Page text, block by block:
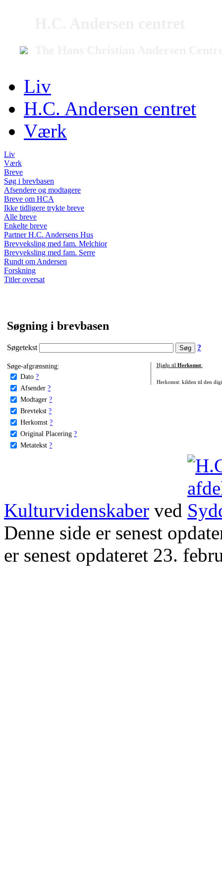
Liv
H.C. Andersen centret
Værk
Liv
Værk
Breve
Søg i brevbasen
Afsendere og modtagere
Breve om HCA
Ikke tidligere trykte breve
Alle breve
Enkelte breve
Partner H.C. Andersens Hus
Brevveksling med fam. Melchior
Brevveksling med fam. Serre
Rundt om Andersen
Forskning
Titler oversat
Søgning i brevbasen
Søgetekst ?
Søge-afgrænsning:
Dato ?
Afsender ?
Modtager ?
Brevtekst ?
Herkomst ?
Original Placering ?
Metatekst ?
Hjælp til Herkomst:
Herkomst: kilden til den
Kulturvidenskaber ved
Denne side er senest
er senest opdateret 23.